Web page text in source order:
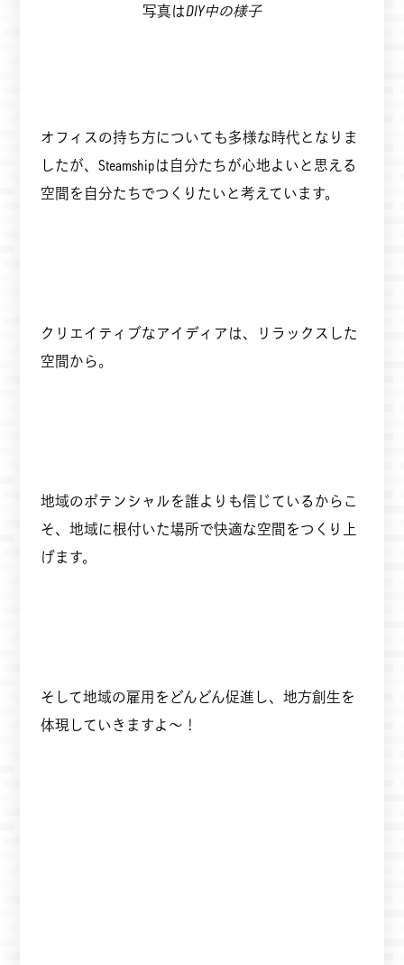
写真はDIY中の様子
オフィスの持ち方についても多様な時代となりま
したが、Steamshipは自分たちが心地よいと思える
空間を自分たちでつくりたいと考えています。
クリエイティブなアイディアは、リラックスした
空間から。
地域のポテンシャルを誰よりも信じているからこ
そ、地域に根付いた場所で快適な空間をつくり上
げます。
そして地域の雇用をどんどん促進し、地方創生を
体現していきますよ～！